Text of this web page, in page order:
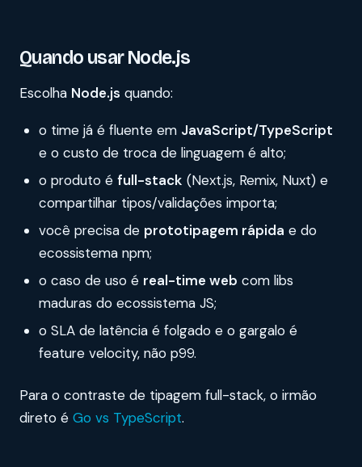
Quando usar Node.js
Escolha Node.js quando:
o time já é fluente em JavaScript/TypeScript
e o custo de troca de linguagem é alto;
o produto é full-stack (Next.js, Remix, Nuxt) e
compartilhar tipos/validações importa;
você precisa de prototipagem rápida e do
ecossistema npm;
o caso de uso é real-time web com libs
maduras do ecossistema JS;
o SLA de latência é folgado e o gargalo é
feature velocity, não p99.
Para o contraste de tipagem full-stack, o irmão
direto é Go vs TypeScript.